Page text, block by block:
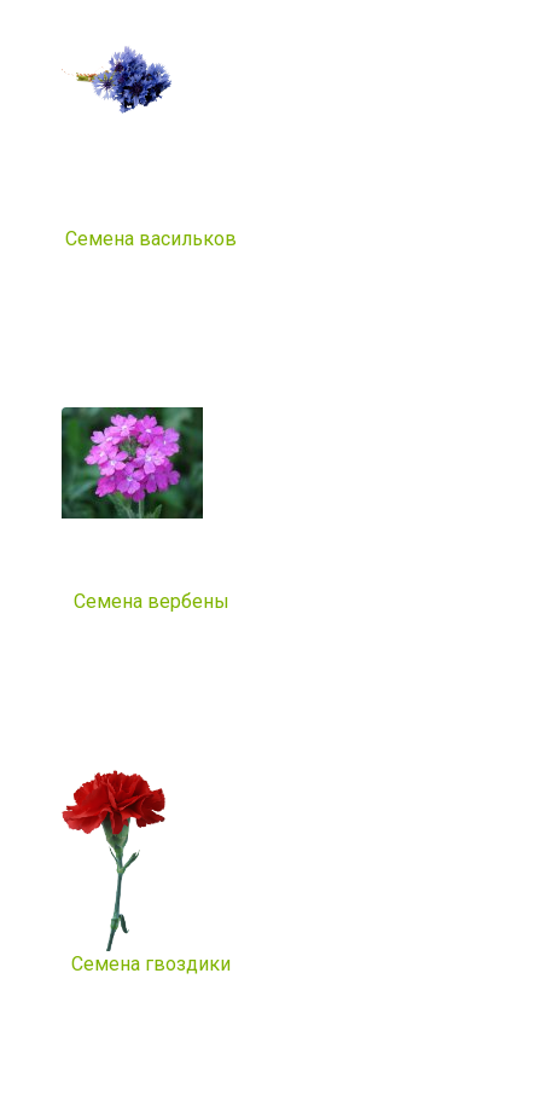
Семена васильков
Семена вербены
Семена гвоздики